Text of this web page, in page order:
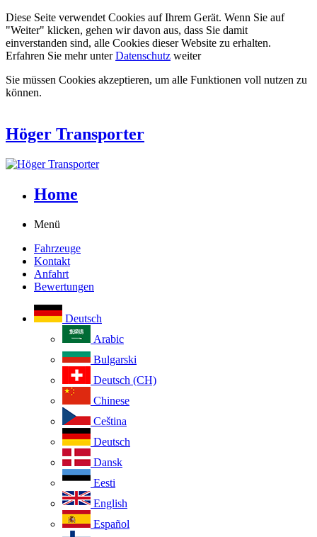
Diese Seite verwendet Cookies auf Ihrem Gerät. Wenn Sie auf
"Weiter" klicken, gehen wir davon aus, dass Sie damit
einverstanden sind, alle Cookies dieser Website zu erhalten.
Erfahren Sie mehr unterDatenschutz weiter
Sie müssen Cookies akzeptieren, um alle Funktionen voll nutzen zu
können.
Höger Transporter
Home
Menü
Fahrzeuge
Kontakt
Anfahrt
Bewertungen
Deutsch
Arabic
Bulgarski
Deutsch (CH)
Chinese
Ceština
Deutsch
Dansk
Eesti
English
Español